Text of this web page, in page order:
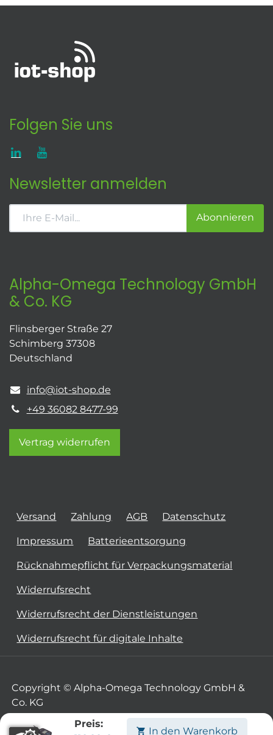
Preis:
In den Warenkorb
Folgen Sie uns
Newsletter anmelden
Abonnieren
Alpha-Omega Technology GmbH
& Co. KG
Flinsberger Straße 27
Schimberg 37308
Deutschland
info@iot-shop.de
+49 36082 8477-99
Vertrag widerrufen
Versand Zahlung AGB Datenschutz
Impressum Batterieentsorgung
Rücknahmepflicht für Verpackungsmaterial
Widerrufsrecht
Widerrufsrecht der Dienstleistungen
Widerrufsrecht für digitale Inhalte
Copyright © Alpha-Omega Technology GmbH &
Co. KG